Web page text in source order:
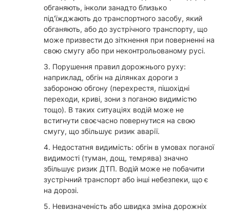
обганяють, інколи занадто близько
під'їжджають до транспортного засобу, який
обганяють, або до зустрічного транспорту, що
може призвести до зіткнення при поверненні на
свою смугу або при неконтрольованому русі.
3. Порушення правил дорожнього руху:
наприклад, обгін на ділянках дороги з
забороною обгону (перехрестя, пішохідні
переходи, криві, зони з поганою видимістю
тощо). В таких ситуаціях водій може не
встигнути своєчасно повернутися на свою
смугу, що збільшує ризик аварії.
4. Недостатня видимість: обгін в умовах поганої
видимості (туман, дощ, темрява) значно
збільшує ризик ДТП. Водій може не побачити
зустрічний транспорт або інші небезпеки, що є
на дорозі.
5. Невизначеність або швидка зміна дорожніх